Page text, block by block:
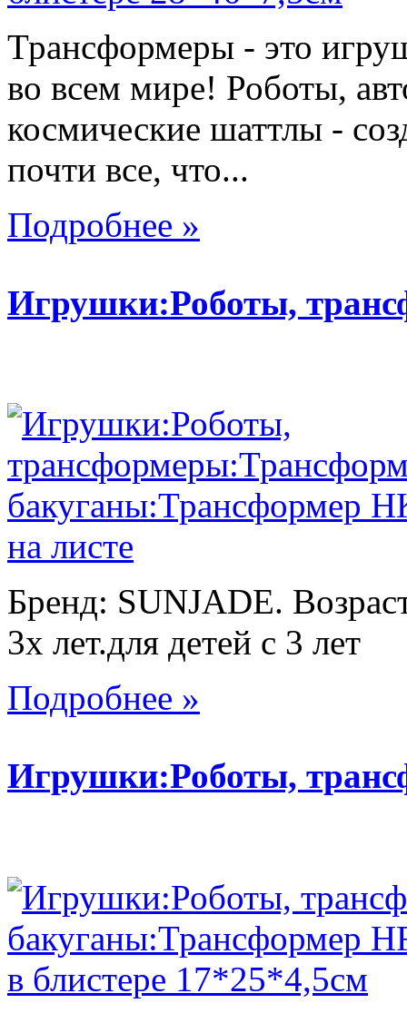
Трансформеры - это
во всем мире! Роботы,
космические шаттлы -
почти все, что...
Подробнее »
Игрушки:Роботы,
Бренд: SUNJADE.
3х лет.для детей с 3 лет
Подробнее »
Игрушки:Роботы,